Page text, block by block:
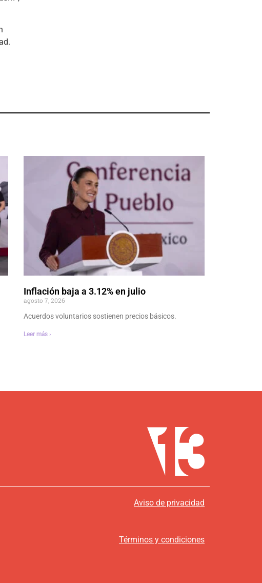
Inflación baja a 3.12% en julio
agosto 7, 2026
Acuerdos voluntarios sostienen precios básicos.
Leer más ›
Aviso de privacidad
Términos y condiciones